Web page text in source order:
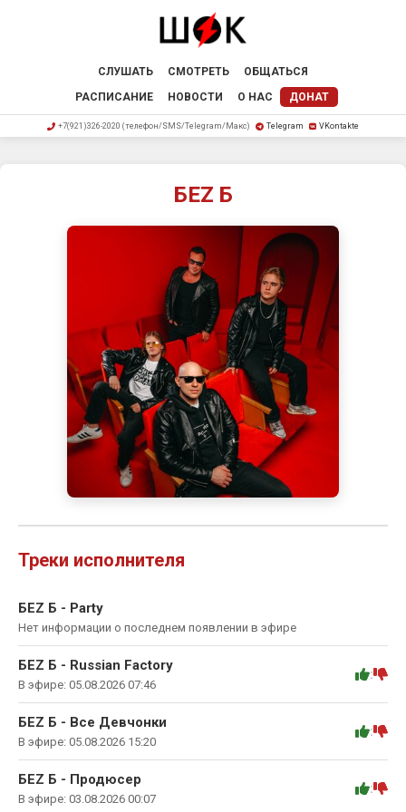
СЛУШАТЬ СМОТРЕТЬ
ОБЩАТЬСЯ
РАСПИСАНИЕ
НОВОСТИ О НАС ДОНАТ
+7(921)326-2020 (телефон/SMS/Telegram/Макс) Telegram VKontakte
БЕZ Б
Треки исполнителя
БЕZ Б - Party
Нет информации о последнем появлении в эфире
БЕZ Б - Russian Factory
В эфире: 05.08.2026 07:46
:
БЕZ Б - Все Девчонки
В эфире: 05.08.2026 15:20
:
БЕZ Б - Продюсер
В эфире: 03.08.2026 00:07
: